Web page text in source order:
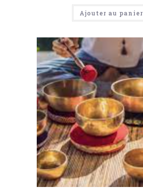
Ajouter au panier